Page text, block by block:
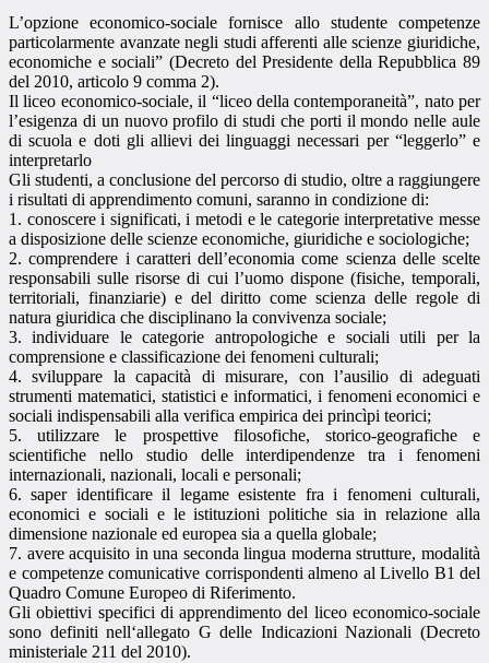
L’opzione economico-sociale fornisce allo studente competenze
particolarmente avanzate negli studi afferenti alle scienze giuridiche,
economiche e sociali” (Decreto del Presidente della Repubblica 89
del 2010, articolo 9 comma 2).
Il liceo economico-sociale, il “liceo della contemporaneità”, nato per
l’esigenza di un nuovo profilo di studi che porti il mondo nelle aule
di scuola e doti gli allievi dei linguaggi necessari per “leggerlo” e
interpretarlo
Gli studenti, a conclusione del percorso di studio, oltre a raggiungere
i risultati di apprendimento comuni, saranno in condizione di:
1. conoscere i significati, i metodi e le categorie interpretative messe
a disposizione delle scienze economiche, giuridiche e sociologiche;
2. comprendere i caratteri dell’economia come scienza delle scelte
responsabili sulle risorse di cui l’uomo dispone (fisiche, temporali,
territoriali, finanziarie) e del diritto come scienza delle regole di
natura giuridica che disciplinano la convivenza sociale;
3. individuare le categorie antropologiche e sociali utili per la
comprensione e classificazione dei fenomeni culturali;
4. sviluppare la capacità di misurare, con l’ausilio di adeguati
strumenti matematici, statistici e informatici, i fenomeni economici e
sociali indispensabili alla verifica empirica dei princìpi teorici;
5. utilizzare le prospettive filosofiche, storico-geografiche e
scientifiche nello studio delle interdipendenze tra i fenomeni
internazionali, nazionali, locali e personali;
6. saper identificare il legame esistente fra i fenomeni culturali,
economici e sociali e le istituzioni politiche sia in relazione alla
dimensione nazionale ed europea sia a quella globale;
7. avere acquisito in una seconda lingua moderna strutture, modalità
e competenze comunicative corrispondenti almeno al Livello B1 del
Quadro Comune Europeo di Riferimento.
Gli obiettivi specifici di apprendimento del liceo economico-sociale
sono definiti nell‘allegato G delle Indicazioni Nazionali (Decreto
ministeriale 211 del 2010).